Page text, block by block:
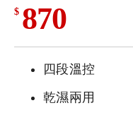
$ 870
四段溫控
乾濕兩用